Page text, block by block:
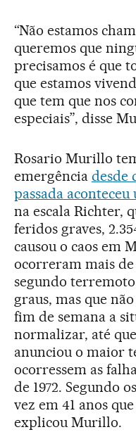
“Não estamos
queremos que
precisamos é que
que estamos
que tem que nos
especiais”, disse
Rosario Murillo
emergência desde
passadaaconteceu
na escala Richter,
feridos graves,
causou o caos em
ocorreram mais
segundo
graus, mas que
fim de semana a
normalizar, até
anunciou o maior
ocorressem as
de 1972. Segundo
vez em 41 anos
explicou Murillo.